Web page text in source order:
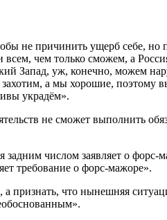
не причинить ущерб себе, но
чем только сможем, а
Запад, уж, конечно, можем
захотим, а мы хорошие, поэтому
украдём».
не сможет выполнить
задним числом заявляет о форс-
требование о форс-мажоре».
признать, что нынешняя